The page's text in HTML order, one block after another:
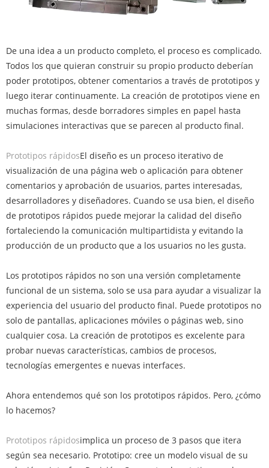
De una idea a un producto completo, el proceso es complicado.
Todos los que quieran construir su propio producto deberían
poder prototipos, obtener comentarios a través de prototipos y
luego iterar continuamente. La creación de prototipos viene en
muchas formas, desde borradores simples en papel hasta
simulaciones interactivas que se parecen al producto final.
Prototipos rápidosEl diseño es un proceso iterativo de
visualización de una página web o aplicación para obtener
comentarios y aprobación de usuarios, partes interesadas,
desarrolladores y diseñadores. Cuando se usa bien, el diseño
de prototipos rápidos puede mejorar la calidad del diseño
fortaleciendo la comunicación multipartidista y evitando la
producción de un producto que a los usuarios no les gusta.
Los prototipos rápidos no son una versión completamente
funcional de un sistema, solo se usa para ayudar a visualizar la
experiencia del usuario del producto final. Puede prototipos no
solo de pantallas, aplicaciones móviles o páginas web, sino
cualquier cosa. La creación de prototipos es excelente para
probar nuevas características, cambios de procesos,
tecnologías emergentes e nuevas interfaces.
Ahora entendemos qué son los prototipos rápidos. Pero, ¿cómo
lo hacemos?
Prototipos rápidosimplica un proceso de 3 pasos que itera
según sea necesario. Prototipo: cree un modelo visual de su